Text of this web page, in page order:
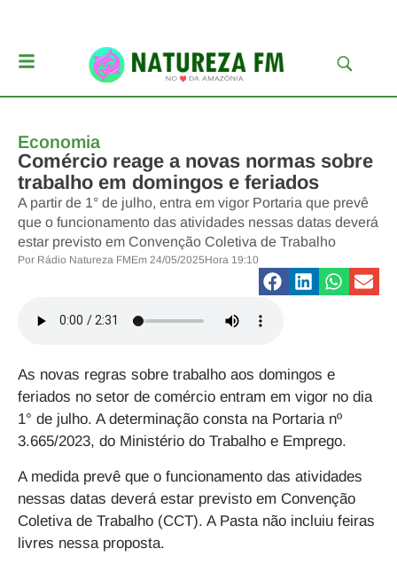
Economia
Comércio reage a novas normas sobre
trabalho em domingos e feriados
A partir de 1° de julho, entra em vigor Portaria que prevê
que o funcionamento das atividades nessas datas deverá
estar previsto em Convenção Coletiva de Trabalho
Por Rádio Natureza FMEm 24/05/2025Hora 19:10
As novas regras sobre trabalho aos domingos e
feriados no setor de comércio entram em vigor no dia
1° de julho. A determinação consta na Portaria nº
3.665/2023, do Ministério do Trabalho e Emprego.
A medida prevê que o funcionamento das atividades
nessas datas deverá estar previsto em Convenção
Coletiva de Trabalho (CCT). A Pasta não incluiu feiras
livres nessa proposta.